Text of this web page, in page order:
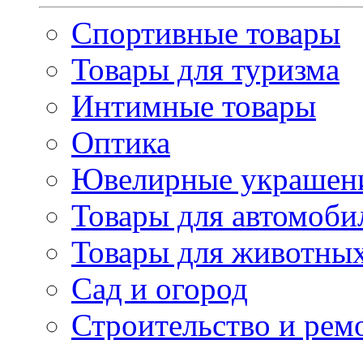
Спортивные товары
Товары для туризма
Интимные товары
Оптика
Ювелирные
Товары для
Товары для
Сад и огород
Строительство и